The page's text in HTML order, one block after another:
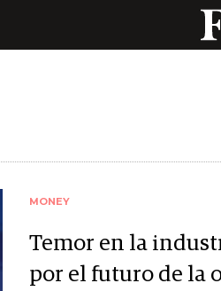
MONEY
Temor en la
por el futuro de la